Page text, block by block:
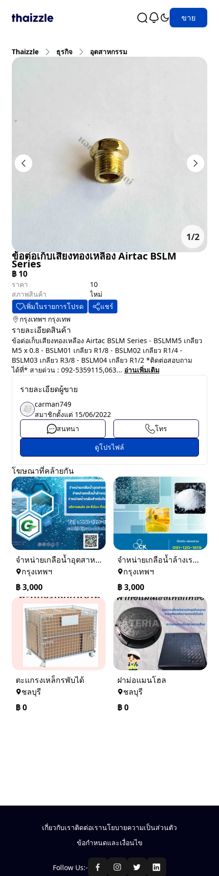
ขาย
Thaizzle ธุรกิจ อุตสาหกรรม
1/2
ข้อต่อเก็บเสียงทองเหลือง Airtac BSLM
Series
฿ 10
ราคา
10
สภาพสินค้า
ไหม่
เพิ่มในรายการโปรด
แชร์
กรุงเทพฯ กรุงเทพ
รายละเอียดสินค้า
ข้อต่อเก็บเสียงทองเหลือง Airtac BSLM Series - BSLMM5 เกลียว
M5 x 0.8 - BSLM01 เกลียว R1/8 - BSLM02 เกลียว R1/4 -
BSLM03 เกลียว R3/8 - BSLM04 เกลียว R1/2 *ติดต่อสอบถาม
ได้ที่* สายด่วน : 092-5359115,063... อ่านเพิ่มเติม
รายละเอียดผู้ขาย
carman749
สมาชิกตั้งแต่ 15/06/2022
สนทนา
โทร
ดูโปรไฟล์
โฆษณาที่คล้ายกัน
จำหน่ายเกลือน้ำอุตสาหกรรม เกลือน้ำล้างเรซิ่น
กรุงเทพฯ
฿3,000
จำหน่ายเกลือน้ำล้างเรซิ่น จำหน่ายเกลือน้ำอุตสาหกรรม
กรุงเทพฯ
฿3,000
ตะเเกรงเหล็กรพับได้
ชลบุรี
฿0
ฝาม่อเเมนโฮล
ชลบุรี
฿0
เกี่ยวกับเราติดต่อเรานโยบายความเป็นส่วนตัว
ข้อกำหนดและเงื่อนไข
Follow Us:-